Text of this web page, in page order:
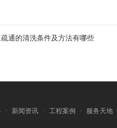
通的清洗条件及方法有哪些
· 新闻资讯 · 工程案例 · 服务天地 ·